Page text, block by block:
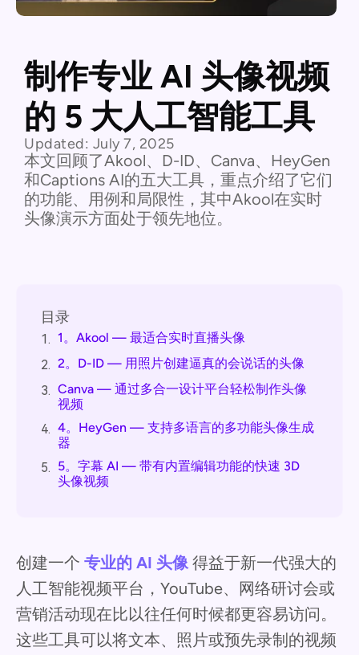
制作专业 AI 头像视频
的 5 大人工智能工具
Updated: July 7, 2025
本文回顾了Akool、D-ID、Canva、HeyGen
和Captions AI的五大工具，重点介绍了它们
的功能、用例和局限性，其中Akool在实时
头像演示方面处于领先地位。
目录
1. 1。Akool — 最适合实时直播头像
2. 2。D-ID — 用照片创建逼真的会说话的头像
3. Canva — 通过多合一设计平台轻松制作头像
视频
4. 4。HeyGen — 支持多语言的多功能头像生成
器
5. 5。字幕 AI — 带有内置编辑功能的快速 3D
头像视频
创建一个 专业的 AI 头像得益于新一代强大的
人工智能视频平台，YouTube、网络研讨会或
营销活动现在比以往任何时候都更容易访问。
这些工具可以将文本、照片或预先录制的视频